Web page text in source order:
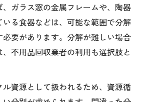
、ガラス窓の金属フレームや、陶器
る食器などは、可能な範囲で分解
必要があります。分解が難しい場合
不用品回収業者の利用も選択肢と
資源として扱われるため、資源循